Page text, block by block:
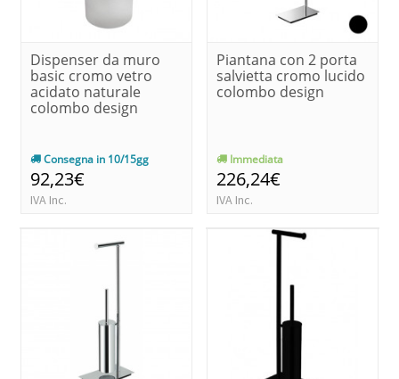
Dispenser da muro
basic cromo vetro
acidato naturale
colombo design
Consegna in 10/15gg
92,23€
IVA Inc.
Piantana con 2 porta
salvietta cromo lucido
colombo design
Immediata
226,24€
IVA Inc.